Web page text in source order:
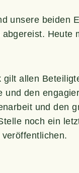
unse­re bei­den
abge­reist.
gilt allen
und den
und den
noch ein